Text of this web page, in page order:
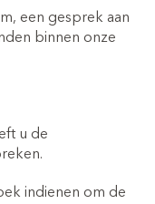
een gesprek aan
binnen onze
u de
indienen om de